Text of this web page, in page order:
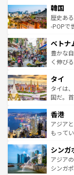
ワイを、存分
はコン
いる。
ビング
い。オ
参照して
ン）、
と山間
驚きを
容にも
照して
韓国
歴史あ
-POPで
き、地
できる
まで、
リティ
覧を参
ベトナ
豊かな
く伸び
急速な
ーチミ
醸し出
とつ。
ひ現地
が旅行
参照して
タイ
タイは
国だ。
の活気
帯で自
いビー
激する
が待っ
た文化
香港
アジア
もって
み、ど
ており
うな絶
シンガ
アジア
シンガ